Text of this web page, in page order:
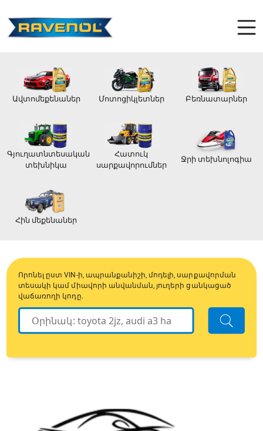
Ավտոմեքենաներ Մոտոցիկլետներ Բեռնատարներ
Գյուղատնտեսական
տեխնիկա
Հատուկ
սարքավորումներ
Ջրի տեխնոլոգիա
Հին մեքենաներ
Որոնել ըստ VIN-ի, ապրանքանիշի, մոդելի, սարքավորման
տեսակի կամ միավորի անվանման, յուղերի ցանկացած
վաճառողի կոդը.